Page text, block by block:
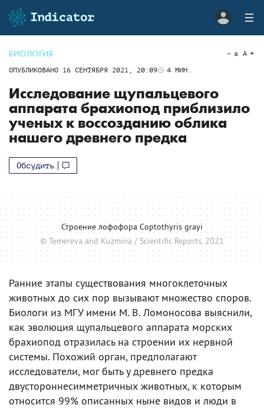
БИОЛОГИЯ
ОПУБЛИКОВАНО 16 СЕНТЯБРЯ 2021, 20:09 4 МИН.
a A
Исследование щупальцевого
аппарата брахиопод приблизило
ученых к воссозданию облика
нашего древнего предка
Обсудить
Строение лофофора Coptothyris grayi
© Temereva and Kuzmina / Scientific Reports, 2021
Ранние этапы существования многоклеточных
животных до сих пор вызывают множество споров.
Биологи из МГУ имени М. В. Ломоносова выяснили,
как эволюция щупальцевого аппарата морских
брахиопод отразилась на строении их нервной
системы. Похожий орган, предполагают
исследователи, мог быть у древнего предка
двустороннесимметричных животных, к которым
относится 99% описанных ныне видов и люди в